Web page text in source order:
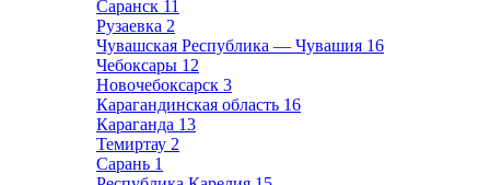
Саранск 11
Рузаевка 2
Чувашская Республика — Чувашия 16
Чебоксары 12
Новочебоксарск 3
Карагандинская область 16
Караганда 13
Темиртау 2
Сарань 1